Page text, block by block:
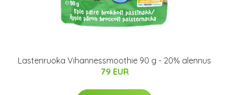
Lastenruoka Vihannessmoothie 90 g - 20% alennus
79 EUR